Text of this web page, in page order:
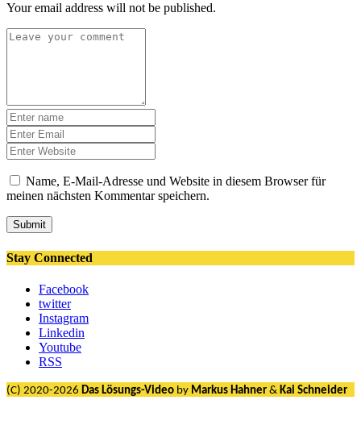
Your email address will not be published.
Name, E-Mail-Adresse und Website in diesem Browser für
meinen nächsten Kommentar speichern.
Submit
Stay Connected
Facebook
twitter
Instagram
Linkedin
Youtube
RSS
(C) 2020-2026 Das Lösungs-Video by Markus Hahner & Kai Schneider